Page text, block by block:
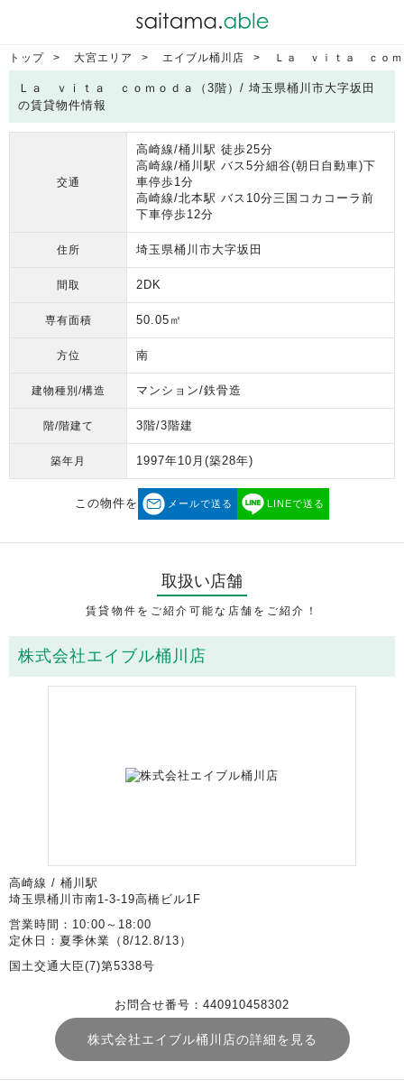
トップ 大宮エリア エイブル桶川店 Ｌａ ｖｉｔａ ｃｏｍ
Ｌａ ｖｉｔａ ｃｏｍｏｄａ（3階）/ 埼玉県桶川市大字坂田
の賃貸物件情報
交通
高崎線/桶川駅 徒歩25分
高崎線/桶川駅 バス5分細谷(朝日自動車)下
車停歩1分
高崎線/北本駅 バス10分三国コカコーラ前
下車停歩12分
住所 埼玉県桶川市大字坂田
間取 2DK
専有面積 50.05㎡
方位 南
建物種別/構造 マンション/鉄骨造
階/階建て 3階/3階建
築年月 1997年10月 (築28年)
この物件を メールで送る LINEで送る
取扱い店舗
賃貸物件をご紹介可能な店舗をご紹介！
株式会社エイブル桶川店
高崎線 / 桶川駅
埼玉県桶川市南1-3-19高橋ビル1F
営業時間：10:00～18:00
定休日：夏季休業（8/12.8/13）
国土交通大臣(7)第5338号
お問合せ番号：440910458302
株式会社エイブル桶川店の詳細を見る